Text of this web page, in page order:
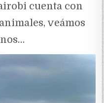
cuenta con
veámos